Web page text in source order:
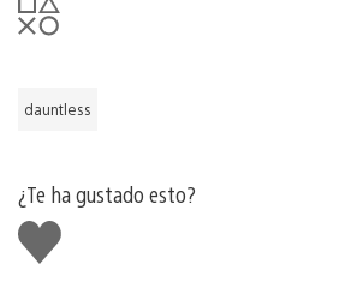
dauntless
¿Te ha gustado esto?
Me
gusta
esto